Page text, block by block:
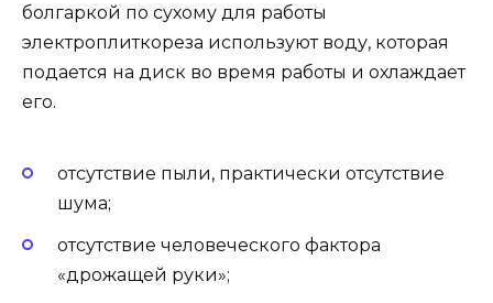
болгаркой по сухому для работы
электроплиткореза используют воду, которая
подается на диск во время работы и охлаждает
его.
отсутствие пыли, практически отсутствие
шума;
отсутствие человеческого фактора
«дрожащей руки»;